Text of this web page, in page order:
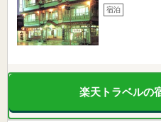
宿泊
楽天トラベルの